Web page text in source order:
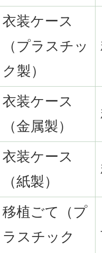
衣装ケース
（プラスチッ
ク製）
衣装ケース
（金属製）
衣装ケース
（紙製）
移植ごて（プ
ラスチック